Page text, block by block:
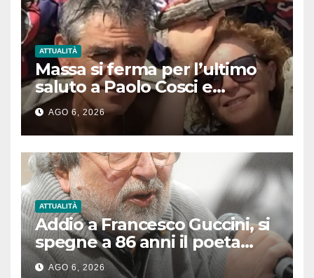
ATTUALITÀ
Massa si ferma per l’ultimo
saluto a Paolo Cosci e
Graziella Baldini: proclamato
il lutto cittadino
AGO 6, 2026
ATTUALITÀ
Addio a Francesco Guccini, si
spegne a 86 anni il poeta
delle emozioni
AGO 6, 2026